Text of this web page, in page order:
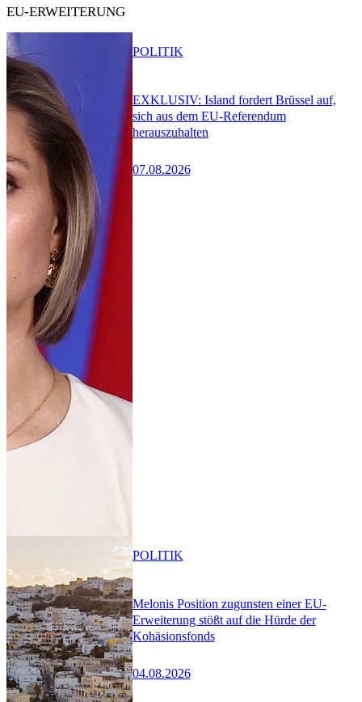
EU-ERWEITERUNG
EXKLUSIV: Island fordert Brüssel auf,
sich aus dem EU-Referendum
herauszuhalten
07.08.2026
POLITIK
Melonis Position zugunsten einer EU-
Erweiterung stößt auf die Hürde der
Kohäsionsfonds
04.08.2026
POLITIK